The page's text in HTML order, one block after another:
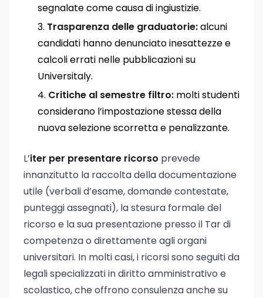
segnalate come causa di ingiustizie.
Trasparenza delle graduatorie:alcuni
candidati hanno denunciato inesattezze e
calcoli errati nelle pubblicazioni su
Universitaly.
Critiche al semestre filtro: molti studenti
considerano l’impostazione stessa della
nuova selezione scorretta e penalizzante.
L’iter per presentare ricorso prevede
innanzitutto la raccolta della documentazione
utile (verbali d’esame, domande contestate,
punteggi assegnati), la stesura formale del
ricorso e la sua presentazione presso il Tar di
competenza o direttamente agli organi
universitari. In molti casi, i ricorsi sono seguiti da
legali specializzati in diritto amministrativo e
scolastico, che offrono consulenza anche su